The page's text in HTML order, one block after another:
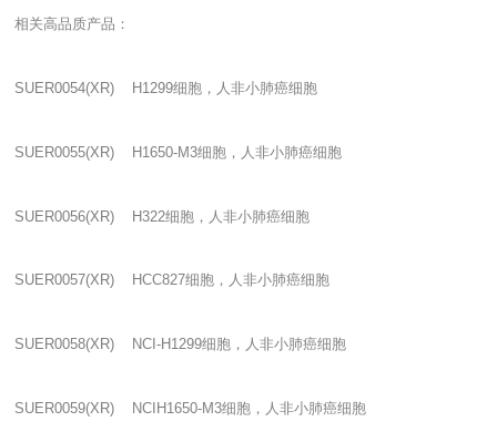
相关高品质产品：
SUER0054(XR) H1299细胞，人非小肺癌细胞
SUER0055(XR) H1650-M3细胞，人非小肺癌细胞
SUER0056(XR) H322细胞，人非小肺癌细胞
SUER0057(XR) HCC827细胞，人非小肺癌细胞
SUER0058(XR) NCI-H1299细胞，人非小肺癌细胞
SUER0059(XR) NCIH1650-M3细胞，人非小肺癌细胞